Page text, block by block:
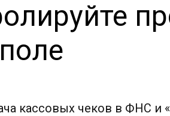
кассовых чеков в ФНС и